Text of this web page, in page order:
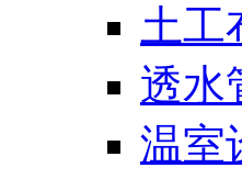
土工
透水
温室